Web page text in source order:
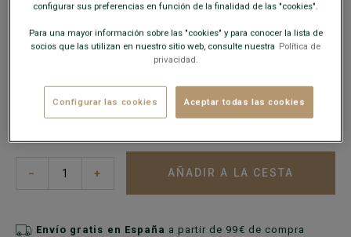
Este modelo calza grande; elija una talla menos de su talla
Guía de tallas
− + AÑADIR A LA CESTA
Envío gratis en España a partir de 99€ de compra
configurar sus preferencias en función de la finalidad de las "cookies".
Para una mayor información sobre las "cookies" y para conocer la lista de
socios que las utilizan en nuestro sitio web, consulte nuestra Política de
privacidad.
Configurar las cookies Aceptar todas las cookies